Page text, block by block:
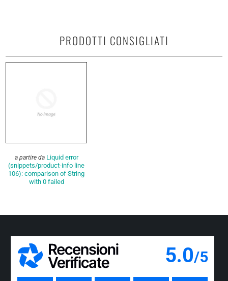
PRODOTTI CONSIGLIATI
a partire daLiquid error
(snippets/product-info line
106): comparison of String
with 0 failed